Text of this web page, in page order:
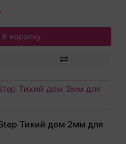
В корзину
Тихий дом 2мм для